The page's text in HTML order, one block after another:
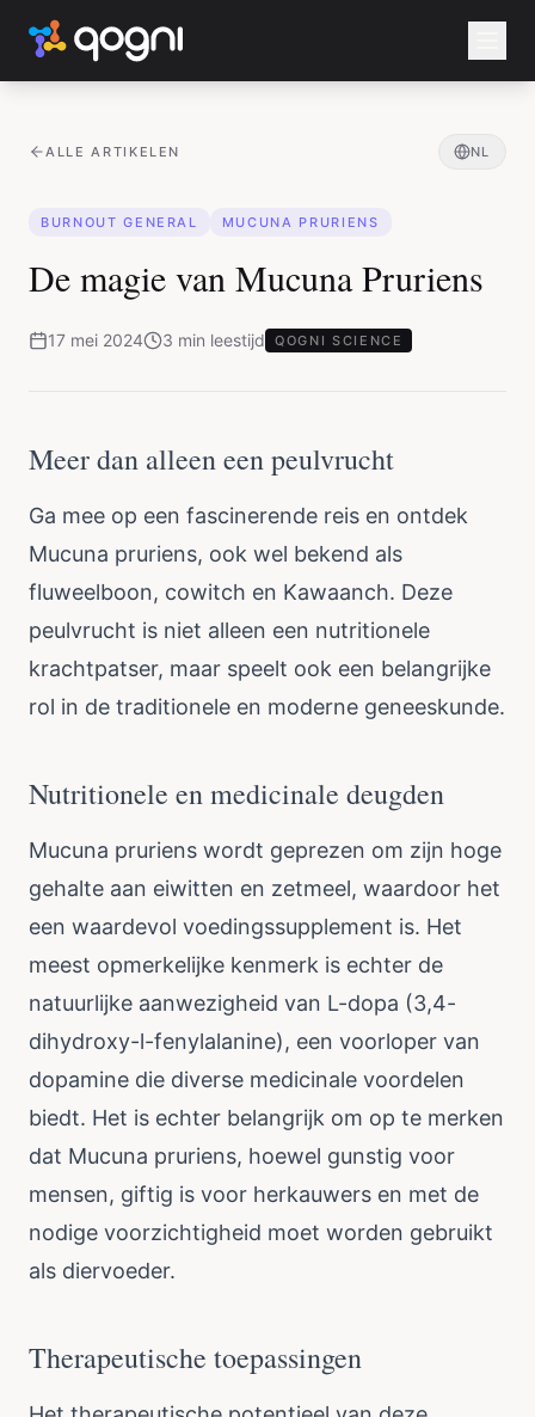
ALLE ARTIKELEN NL
BURNOUT GENERAL MUCUNA PRURIENS
De magie van Mucuna Pruriens
17 mei 2024 3 min leestijd QOGNI SCIENCE
Meer dan alleen een peulvrucht
Ga mee op een fascinerende reis en ontdek
Mucuna pruriens, ook wel bekend als
fluweelboon, cowitch en Kawaanch. Deze
peulvrucht is niet alleen een nutritionele
krachtpatser, maar speelt ook een belangrijke
rol in de traditionele en moderne geneeskunde.
Nutritionele en medicinale deugden
Mucuna pruriens wordt geprezen om zijn hoge
gehalte aan eiwitten en zetmeel, waardoor het
een waardevol voedingssupplement is. Het
meest opmerkelijke kenmerk is echter de
natuurlijke aanwezigheid van L-dopa (3,4-
dihydroxy-l-fenylalanine), een voorloper van
dopamine die diverse medicinale voordelen
biedt. Het is echter belangrijk om op te merken
dat Mucuna pruriens, hoewel gunstig voor
mensen, giftig is voor herkauwers en met de
nodige voorzichtigheid moet worden gebruikt
als diervoeder.
Therapeutische toepassingen